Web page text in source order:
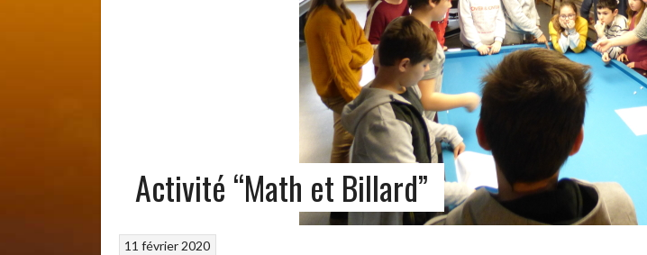
Activité “Math et Billard”
11 février 2020